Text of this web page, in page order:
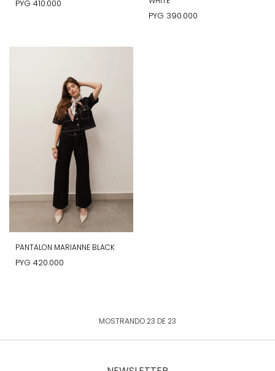
PYG 410.000
PYG 390.000
PANTALON MARIANNE BLACK
PYG 420.000
MOSTRANDO 23 DE 23